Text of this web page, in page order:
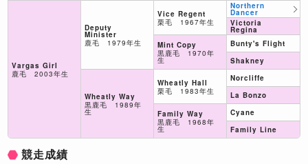
Vargas Girl
鹿毛 2003年生
Deputy
Minister
鹿毛 1979年生
Wheatly Way
黒鹿毛 1989年
生
Vice Regent
栗毛 1967年生
Mint Copy
黒鹿毛 1970年
生
Wheatly Hall
栗毛 1983年生
Family Way
黒鹿毛 1968年
生
Northern
Dancer
Victoria
Regina
Bunty's Flight
Shakney
Norcliffe
La Bonzo
Cyane
Family Line
競走成績